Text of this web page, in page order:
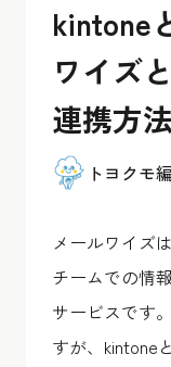
kintone
ワイズ
連携方
トヨクモ
メールワイズ
チームでの情
サービスです
すが、kintone